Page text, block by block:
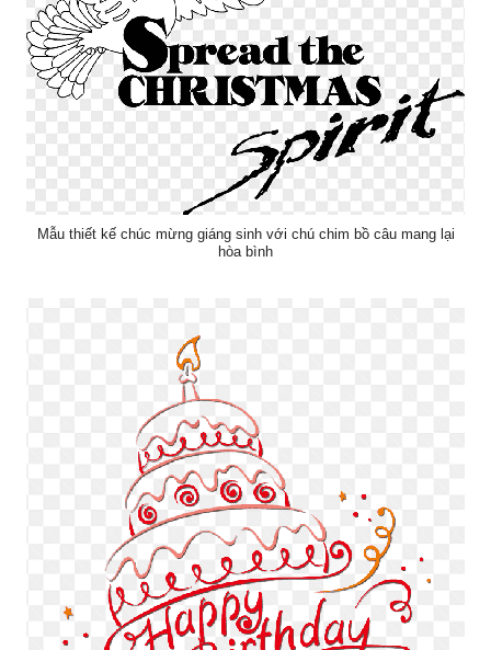
Mẫu thiết kế chúc mừng giáng sinh với chú chim bồ câu mang lại
hòa bình